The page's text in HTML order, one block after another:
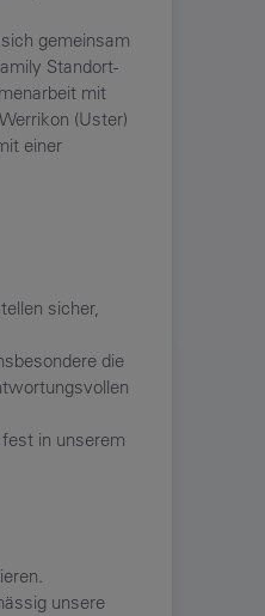
gemeinsam
Standort-
mit
(Uster)
einer
sicher,
die
in unserem
unsere